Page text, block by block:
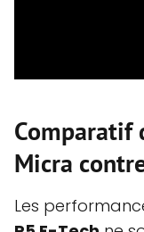
Comparatif
Micra
Les